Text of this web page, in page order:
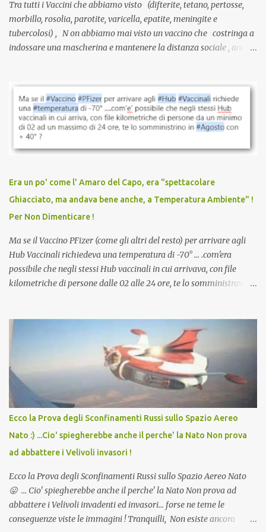
Tra tutti i Vaccini che abbiamo visto (difterite, tetano, pertosse,
morbillo, rosolia, parotite, varicella, epatite, meningite e
tubercolosi) , N on abbiamo mai visto un vaccino che costringa a
indossare una mascherina e mantenere la distanza sociale , anche
vaccinazione. Non avevamo mai sentito parlare di ricompense,
sconti, incentivi per vaccinarsi. Non avevamo mai visto
discriminazioni per coloro che non l’hanno fatto. Se non sei stato
vaccinato, nessuno aveva prima cercato di farti sentire una
persona cattiva. Non avevamo mai visto un vaccino che minacci le
vaccino usato per minacciare i mezzi di sussistenza, il lavoro o la
scuola. Non avevamo mai visto un vaccino che permettesse a un
dodicenne di ignorare il consenso dei genitori. Dopo tutti i vaccini
che abbiamo elencato sopra...
Era un po' come l' Amaro del Capo, era "spettacolare
Ghiacciato, ma andava bene anche, a Temperatura Ambiente" !
Per Non Dimenticare !
Ma se il Vaccino PFizer (come gli altri del resto) per arrivare agli
Hub Vaccinali richiedeva una temperatura di -70° ... .com'era
possibile che negli stessi Hub vaccinali in cui arrivava, con file
kilometriche di persone dalle 02 alle 24 ore, te lo somministravano
Vaccino come: l' Amaro del Capo, era "spettacolare Ghiacciato, ma
andava bene anche, a Temperatura Ambiente"! Riproponiamo
l'articolo per NON Dimenticare!
Ecco la Prova degli Sconfinamenti Russi sullo Spazio Aereo
Nato :) ...Cio' spiegherebbe anche il perche' la Nato Non prova
ad abbattere i Velivoli invasori !
Ecco la Prova degli Sconfinamenti Russi sullo Spazio Aereo Nato
😛 ... Cio' spiegherebbe anche il perche' la Nato Non prova ad
abbattere i Velivoli invadenti ed invasori... forse ne teme le
conseguenze viste le immagini ! Tranquilli, Non esiste ancora